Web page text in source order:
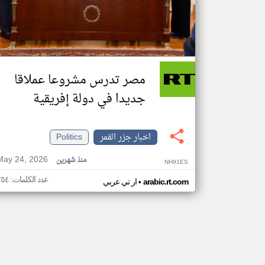
مصر تدرس مشروعا عملاقا
جديدا في دولة إفريقية
اخبار جزر القمر
Politics
24, 2026
منذ شهرين NH91ES
ار تي عربي• arabic.rt.com عدد الكلمات: ٢٥٤